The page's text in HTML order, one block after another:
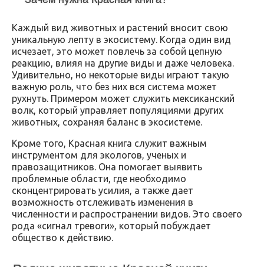
Каждый вид животных и растений вносит свою
уникальную лепту в экосистему. Когда один вид
исчезает, это может повлечь за собой цепную
реакцию, влияя на другие виды и даже человека.
Удивительно, но некоторые виды играют такую
важную роль, что без них вся система может
рухнуть. Примером может служить мексиканский
волк, который управляет популяциями других
животных, сохраняя баланс в экосистеме.
Кроме того, Красная книга служит важным
инструментом для экологов, ученых и
правозащитников. Она помогает выявить
проблемные области, где необходимо
сконцентрировать усилия, а также дает
возможность отслеживать изменения в
численности и распространении видов. Это своего
рода «сигнал тревоги», который побуждает
общество к действию.